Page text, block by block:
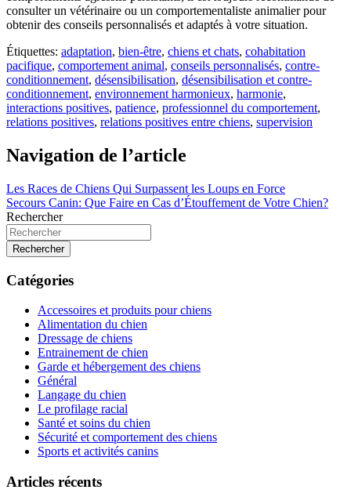
consulter un vétérinaire ou un comportementaliste animalier pour
obtenir des conseils personnalisés et adaptés à votre situation.
Étiquettes: adaptation, bien-être, chiens et chats, cohabitation
pacifique, comportement animal, conseils personnalisés, contre-
conditionnement, désensibilisation, désensibilisation et contre-
conditionnement, environnement harmonieux, harmonie,
interactions positives, patience, professionnel du comportement,
relations positives, relations positives entre chiens, supervision
Navigation de l’article
Les Races de Chiens Qui Surpassent les Loups en Force
Secours Canin: Que Faire en Cas d’Étouffement de Votre Chien?
Rechercher
Rechercher
Catégories
Accessoires et produits pour chiens
Alimentation du chien
Dressage de chiens
Entrainement de chien
Garde et hébergement des chiens
Général
Langage du chien
Le profilage racial
Santé et soins du chien
Sécurité et comportement des chiens
Sports et activités canins
Articles récents